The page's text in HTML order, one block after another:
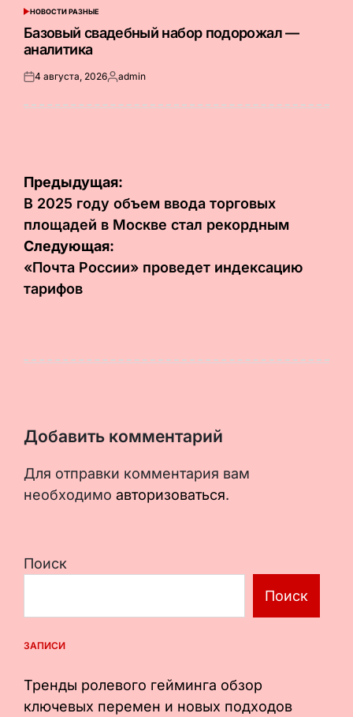
ОПУБЛИКОВАНО
В
НОВОСТИ РАЗНЫЕ
Базовый свадебный набор подорожал —
аналитика
Опубликовано
4 августа, 2026Запись
admin
Навигация
по
записям
Предыдущая:
В 2025 году объем ввода торговых
площадей в Москве стал рекордным
Следующая:
«Почта России» проведет индексацию
тарифов
Добавить комментарий
Для отправки комментария вам
необходимо авторизоваться.
Поиск
Поиск
ЗАПИСИ
Тренды ролевого гейминга обзор
ключевых перемен и новых подходов